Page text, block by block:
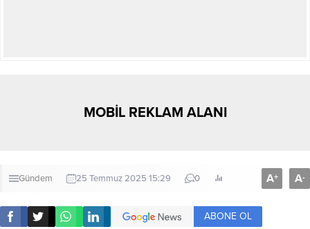
MOBİL REKLAM ALANI
Gündem 25 Temmuz 2025 15:29 0 A+ A-
ABONE OL